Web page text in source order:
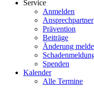
Service
Anmelden
Ansprechpartner
Prävention
Beiträge
Änderung
Spenden
Kalender
Alle Termine